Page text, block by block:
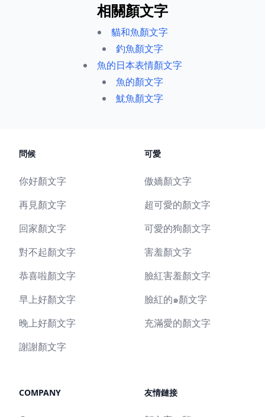
相關顏文字
貓和魚顏文字
釣魚顏文字
魚的日本表情顏文字
魚的顏文字
魷魚顏文字
問候
你好顏文字
再見顏文字
回家顏文字
對不起顏文字
恭喜啦顏文字
早上好顏文字
晚上好顏文字
謝謝顏文字
可愛
傲嬌顏文字
超可愛的顏文字
可愛的狗顏文字
害羞顏文字
臉紅害羞顏文字
臉紅的๑顏文字
充滿愛的顏文字
COMPANY 友情鏈接